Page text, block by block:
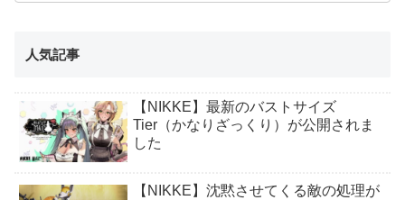
人気記事
【NIKKE】最新のバストサイズ
Tier（かなりざっくり）が公開されま
した
【NIKKE】沈黙させてくる敵の処理が